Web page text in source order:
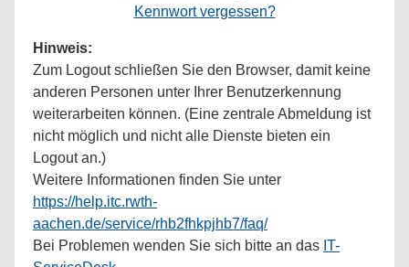
Kennwort vergessen?
Hinweis:
Zum Logout schließen Sie den Browser, damit keine
anderen Personen unter Ihrer Benutzerkennung
weiterarbeiten können. (Eine zentrale Abmeldung ist
nicht möglich und nicht alle Dienste bieten ein
Logout an.)
Weitere Informationen finden Sie unter
https://help.itc.rwth-
aachen.de/service/rhb2fhkpjhb7/faq/
Bei Problemen wenden Sie sich bitte an das IT-